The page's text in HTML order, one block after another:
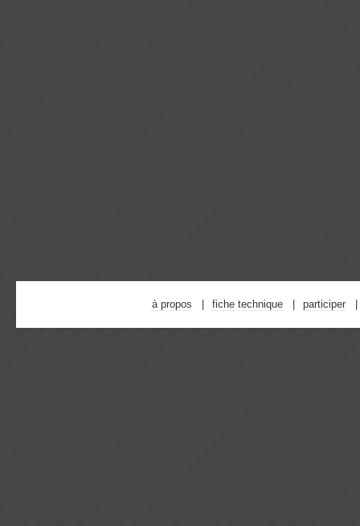
à propos fiche technique participer